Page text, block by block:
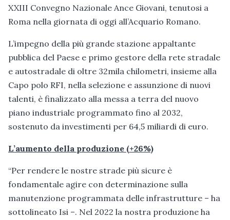
XXIII Convegno Nazionale Ance Giovani, tenutosi a
Roma nella giornata di oggi all’Acquario Romano.
L’impegno della più grande stazione appaltante
pubblica del Paese e primo gestore della rete stradale
e autostradale di oltre 32mila chilometri, insieme alla
Capo polo RFI, nella selezione e assunzione di nuovi
talenti, è finalizzato alla messa a terra del nuovo
piano industriale programmato fino al 2032,
sostenuto da investimenti per 64,5 miliardi di euro.
L’aumento della produzione (+26%)
“Per rendere le nostre strade più sicure è
fondamentale agire con determinazione sulla
manutenzione programmata delle infrastrutture – ha
sottolineato Isi –. Nel 2022 la nostra produzione ha